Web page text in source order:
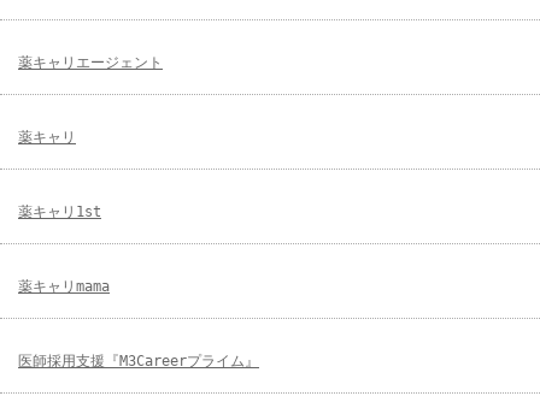
薬キャリエージェント
薬キャリ
薬キャリ1st
薬キャリmama
医師採用支援『M3Careerプライム』